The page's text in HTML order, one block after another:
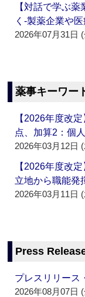
【対話で学ぶ
く‐製薬企業や
2026年07月31日
薬事キーワー
【2026年度改
点、加算2：個
2026年03月12日
【2026年度改
立地から職能発
2026年03月11日
Press
プレスリリー
2026年08月07日